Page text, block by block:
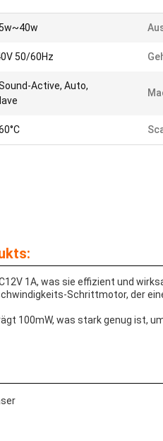
50/60Hz
Active, Auto,
1A, was sie effizient und
Schrittmotor, der
100mW, was stark genug ist,